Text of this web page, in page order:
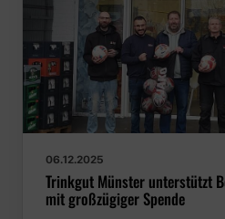
06.12.2025
Trinkgut Münster unterstützt
mit großzügiger Spende